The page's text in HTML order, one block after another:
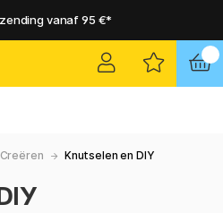
vanaf 95 €*
vanaf 95 €*
Creëren Knutselen en DIY